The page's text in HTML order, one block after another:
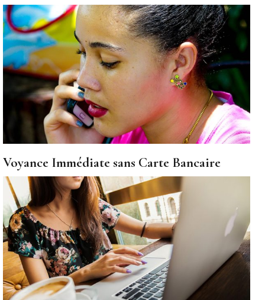
Voyance Immédiate sans Carte Bancaire